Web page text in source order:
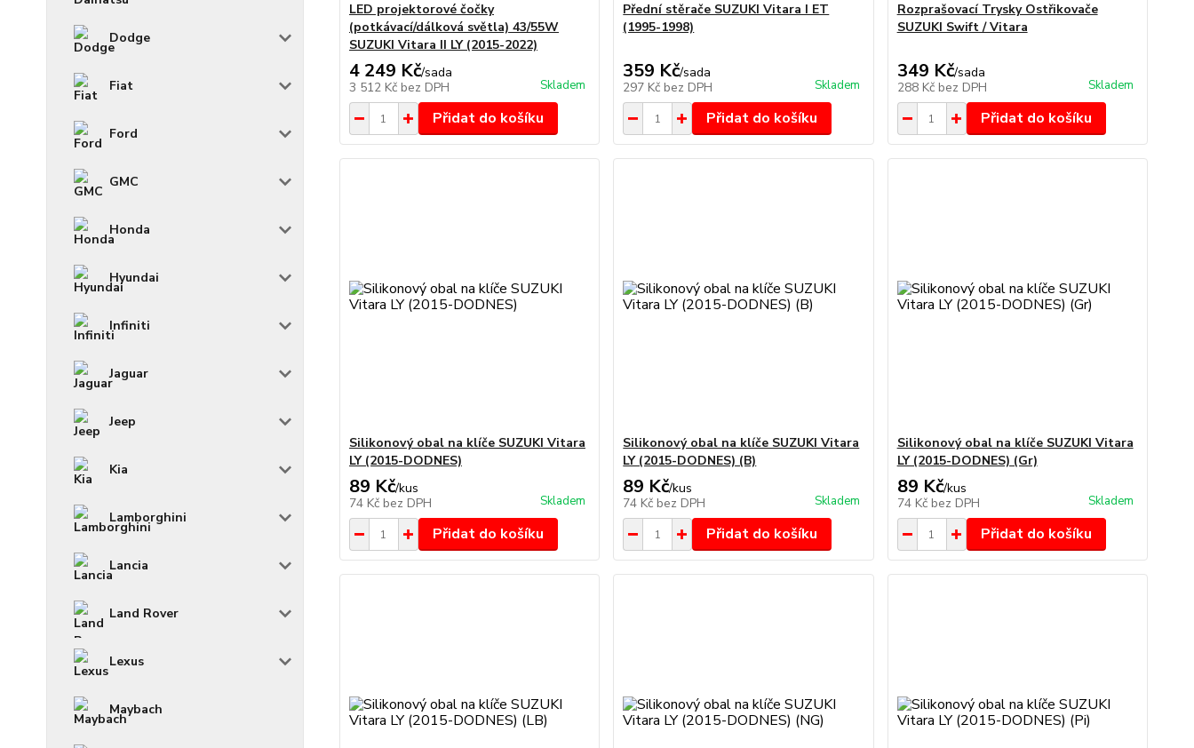
Dodge
Fiat
Ford
GMC
Honda
Hyundai
Infiniti
Jaguar
Jeep
Kia
Lamborghini
Lancia
Land Rover
Lexus
Maybach
LED projektorové čočky
(potkávací/dálková světla) 43/55W
SUZUKI Vitara II LY (2015-2022)
4 249 Kč/sada
3 512 Kč bez DPH Skladem
Přidat do košíku
Přední stěrače SUZUKI Vitara I ET
(1995-1998)
359 Kč/sada
297 Kč bez DPH Skladem
Přidat do košíku
Rozprašovací Trysky Ostřikovače
SUZUKI Swift / Vitara
349 Kč/sada
288 Kč bez DPH Skladem
Přidat do košíku
Silikonový obal na klíče SUZUKI Vitara
LY (2015-DODNES)
89 Kč/kus
74 Kč bez DPH Skladem
Přidat do košíku
Silikonový obal na klíče SUZUKI Vitara
LY (2015-DODNES) (B)
89 Kč/kus
74 Kč bez DPH Skladem
Přidat do košíku
Silikonový obal na klíče SUZUKI Vitara
LY (2015-DODNES) (Gr)
89 Kč/kus
74 Kč bez DPH Skladem
Přidat do košíku